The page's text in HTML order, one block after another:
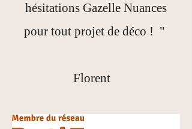
hésitations Gazelle Nuances
pour tout projet de déco ! "
Florent